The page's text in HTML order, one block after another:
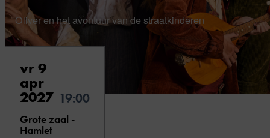
Oliver en het avontuur van de straatkinderen
vr 9
apr
2027 19:00
Grote zaal -
Hamlet